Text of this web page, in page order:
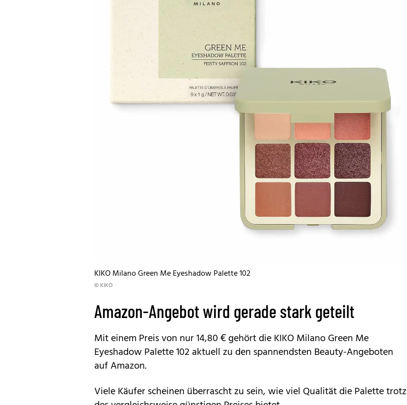
KIKO Milano Green Me Eyeshadow Palette 102
© KIKO
Amazon-Angebot wird gerade stark geteilt
Mit einem Preis von nur 14,80 € gehört dieKIKO Milano Green Me
Eyeshadow Palette 102 aktuell zu den spannendsten Beauty-Angeboten
auf Amazon.
Viele Käufer scheinen überrascht zu sein, wie viel Qualität die Palette trotz